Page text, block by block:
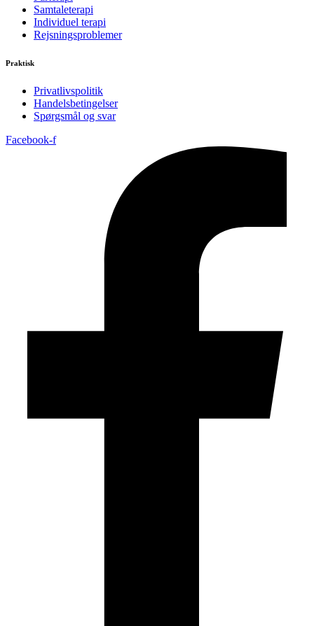
Samtaleterapi
Individuel terapi
Rejsningsproblemer
Praktisk
Privatlivspolitik
Handelsbetingelser
Spørgsmål og svar
Facebook-f